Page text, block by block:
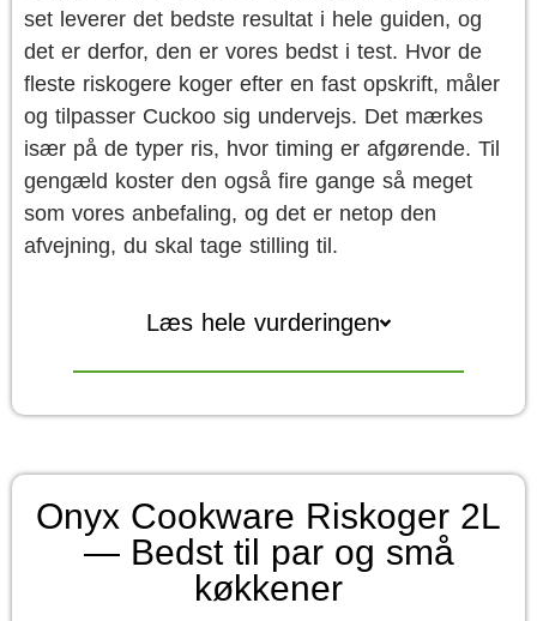
set leverer det bedste resultat i hele guiden, og
det er derfor, den er vores bedst i test. Hvor de
fleste riskogere koger efter en fast opskrift, måler
og tilpasser Cuckoo sig undervejs. Det mærkes
især på de typer ris, hvor timing er afgørende. Til
gengæld koster den også fire gange så meget
som vores anbefaling, og det er netop den
afvejning, du skal tage stilling til.
Læs hele vurderingen
Onyx Cookware Riskoger 2L
— Bedst til par og små
køkkener